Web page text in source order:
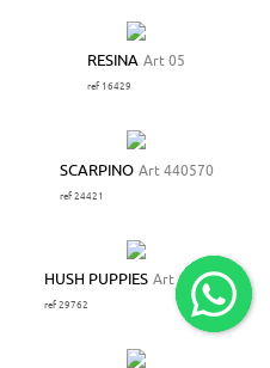
RESINA Art 05
ref 16429
SCARPINO Art 440570
ref 24421
HUSH PUPPIES Art 140083
ref 29762